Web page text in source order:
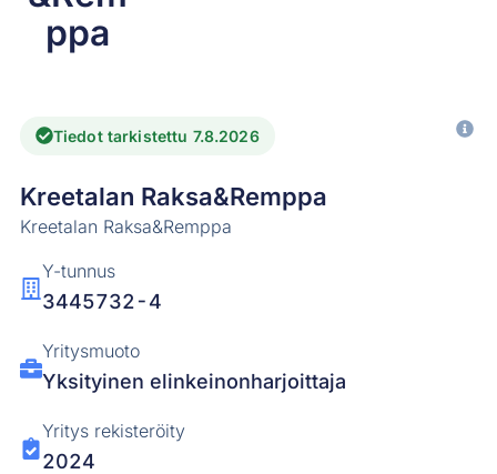
ppa
Tiedot tarkistettu 7.8.2026
Kreetalan Raksa&Remppa
Kreetalan Raksa&Remppa
Y-tunnus
3445732-4
Yritysmuoto
Yksityinen elinkeinonharjoittaja
Yritys rekisteröity
2024